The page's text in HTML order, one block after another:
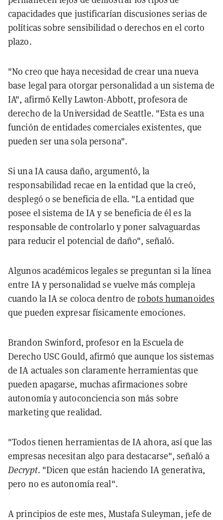
capacidades que justificarían discusiones serias de
políticas sobre sensibilidad o derechos en el corto
plazo.
"No creo que haya necesidad de crear una nueva
base legal para otorgar personalidad a un sistema de
IA", afirmó Kelly Lawton-Abbott, profesora de
derecho de la Universidad de Seattle. "Esta es una
función de entidades comerciales existentes, que
pueden ser una sola persona".
Si una IA causa daño, argumentó, la
responsabilidad recae en la entidad que la creó,
desplegó o se beneficia de ella. "La entidad que
posee el sistema de IA y se beneficia de él es la
responsable de controlarlo y poner salvaguardas
para reducir el potencial de daño", señaló.
Algunos académicos legales se preguntan si la línea
entre IA y personalidad se vuelve más compleja
cuando la IA se coloca dentro derobots humanoides
que pueden expresar físicamente emociones.
Brandon Swinford, profesor en la Escuela de
Derecho USC Gould, afirmó que aunque los sistemas
de IA actuales son claramente herramientas que
pueden apagarse, muchas afirmaciones sobre
autonomía y autoconciencia son más sobre
marketing que realidad.
"Todos tienen herramientas de IA ahora, así que las
empresas necesitan algo para destacarse", señaló a
Decrypt. "Dicen que están haciendo IA generativa,
pero no es autonomía real".
A principios de este mes, Mustafa Suleyman, jefe de